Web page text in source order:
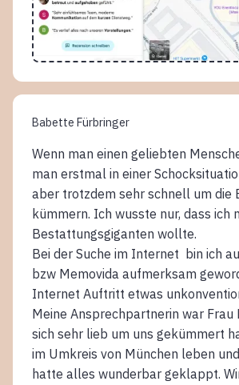
Babette Fürbringer
Wenn man einen geliebten
man erstmal in einer
aber trotzdem sehr schnell um die
kümmern. Ich wusste nur, dass ich
Bestattungsgiganten wollte.
Bei der Suche im Internet bin ich
bzw Memovida aufmerksam
Internet Auftritt etwas
Meine Ansprechpartnerin war Frau
sich sehr lieb um uns gekümmert
im Umkreis von München leben
hatte alles wunderbar geklappt.